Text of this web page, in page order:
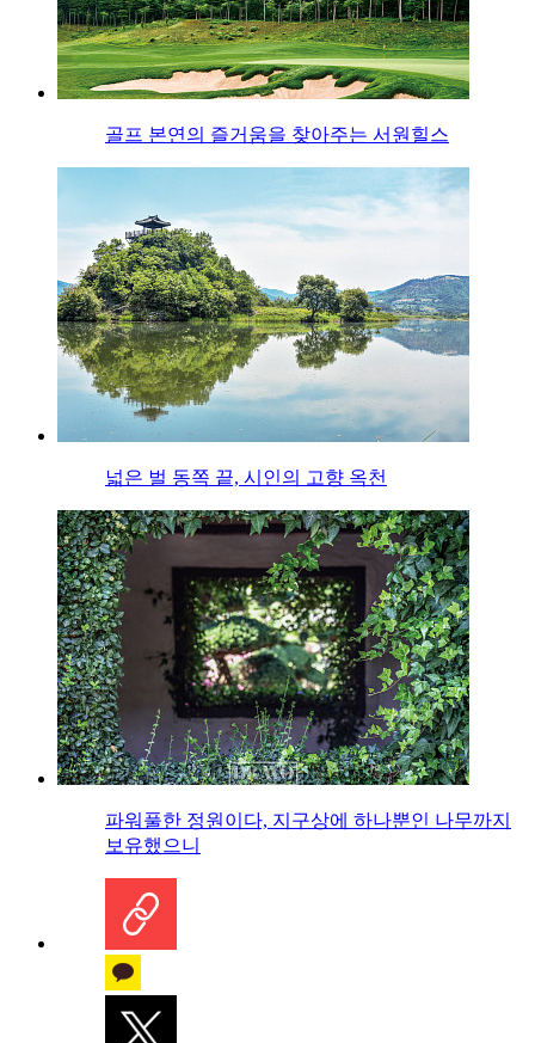
골프 본연의 즐거움을 찾아주는 서원힐스
넓은 벌 동쪽 끝, 시인의 고향 옥천
파워풀한 정원이다, 지구상에 하나뿐인 나무까지
보유했으니